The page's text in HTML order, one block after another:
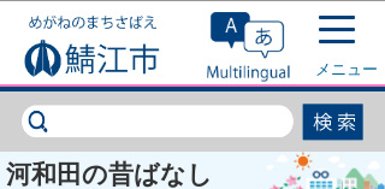
このページの本文へ移動
メニュー
河和田の昔ばなし